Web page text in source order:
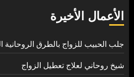
الأعمال الأخيرة
جلب الحبيب للزواج بالطرق الروحانية
شيخ روحاني لعلاج تعطيل الزواج